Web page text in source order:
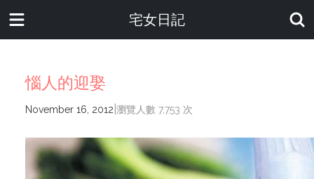
宅女日記
惱人的迎娶
November 16, 2012 瀏覽人數 7,753 次